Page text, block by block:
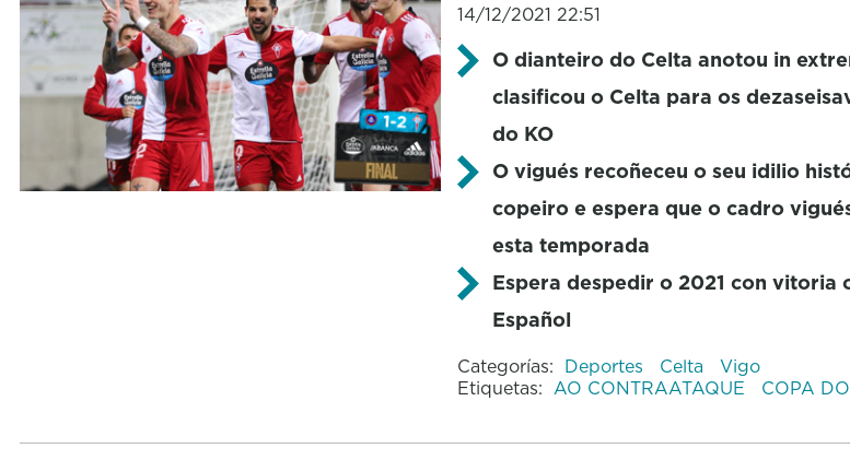
14/12/2021 22:51
O dianteiro do Celta anotou in
clasificou o Celta para os
do KO
O vigués recoñeceu o seu idilio
copeiro e espera que o cadro
esta temporada
Espera despedir o 2021 con vitoria
Español
Categorías: Deportes Celta
Vigo
Etiquetas: AO CONTRAATAQUE COPA